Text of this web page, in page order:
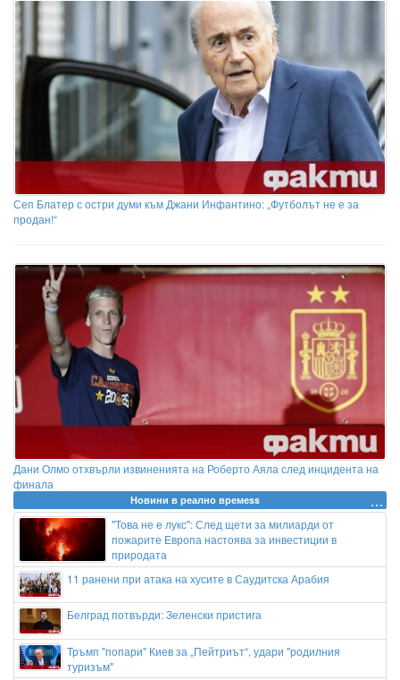
Сеп Блатер с остри думи към Джани Инфантино: „Футболът не е за
продан!“
Дани Олмо отхвърли извиненията на Роберто Аяла след инцидента на
финала
Новини в реално времеss
"Това не е лукс": След щети за милиарди от
пожарите Европа настоява за инвестиции в
природата
11 ранени при атака на хусите в Саудитска Арабия
Белград потвърди: Зеленски пристига
Тръмп "попари" Киев за „Пейтриът“, удари "родилния
туризъм"